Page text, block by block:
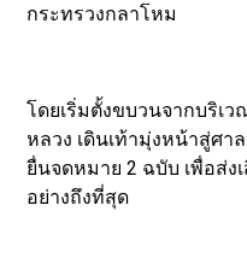
กระทรวงกลาโหม
โดยเริ่มตั้งขบวนจากบริเ
หลวง เดินเท้ามุ่งหน้าสู่ศา
ยื่นจดหมาย 2 ฉบับ เพื่อส่ง
อย่างถึงที่สุด